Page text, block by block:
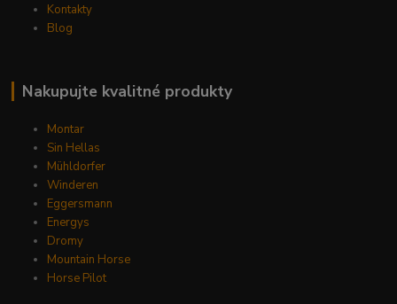
Kontakty
Blog
Nakupujte kvalitné produkty
Montar
Sin Hellas
Mühldorfer
Winderen
Eggersmann
Energys
Dromy
Mountain Horse
Horse Pilot